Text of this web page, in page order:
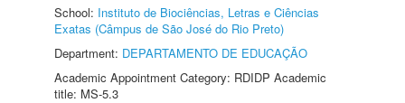
School: Instituto de Biociências, Letras e Ciências
Exatas (Câmpus de São José do Rio Preto)
Department: DEPARTAMENTO DE EDUCAÇÃO
Academic Appointment Category: RDIDP Academic
title: MS-5.3